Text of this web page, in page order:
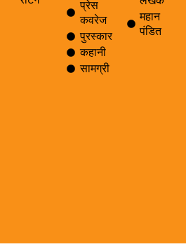
प्रेस
कवरेज
पुरस्कार
कहानी
सामग्री
महान
पंडित